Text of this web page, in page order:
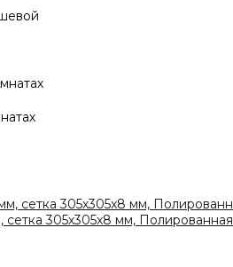
305х305x8 мм, Полированная